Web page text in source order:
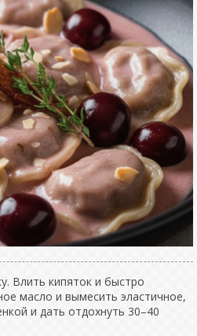
Влить кипяток и быстро
масло и вымесить эластичное,
и дать отдохнуть 30–40